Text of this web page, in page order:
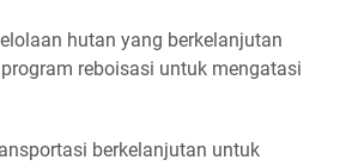
hutan yang berkelanjutan
reboisasi untuk mengatasi
berkelanjutan untuk